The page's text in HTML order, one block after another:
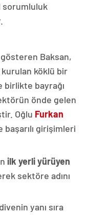
sorumluluk
gösteren Baksan,
köklü bir
birlikte bayrağı
önde gelen
Oğlu Furkan
girişimleri
ilk yerli yürüyen
sektöre adını
yanı sıra